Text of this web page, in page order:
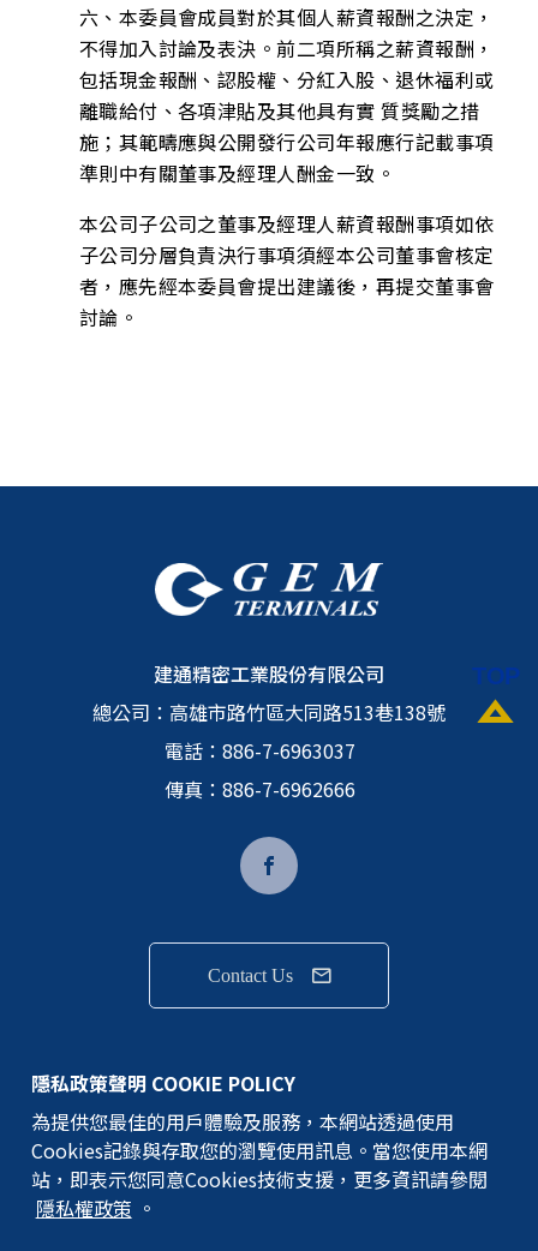
六、本委員會成員對於其個人薪資報酬之決定，
不得加入討論及表決。前二項所稱之薪資報酬，
包括現金報酬、認股權、分紅入股、退休福利或
離職給付、各項津貼及其他具有實 質獎勵之措
施；其範疇應與公開發行公司年報應行記載事項
準則中有關董事及經理人酬金一致。
本公司子公司之董事及經理人薪資報酬事項如依
子公司分層負責決行事項須經本公司董事會核定
者，應先經本委員會提出建議後，再提交董事會
討論。
建通精密工業股份有限公司
總公司： 高雄市路竹區大同路513巷138號
電話： 886-7-6963037
傳真：886-7-6962666
Contact Us
GEM TERMINAL IND.CO.,LTD.版權所有
©建通精密工業股份有限公司
隱私政策聲明 COOKIE POLICY
為提供您最佳的用戶體驗及服務，本網站透過使用
Cookies記錄與存取您的瀏覽使用訊息。當您使用本網
站，即表示您同意Cookies技術支援，更多資訊請參閱
隱私權政策 。